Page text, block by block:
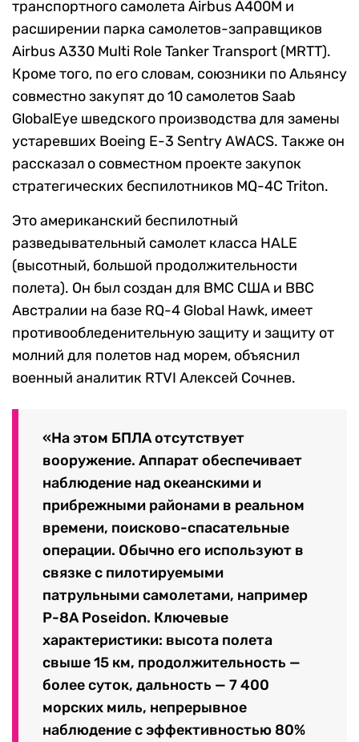
транспортного самолета Airbus A400M и
расширении парка самолетов-заправщиков
Airbus A330 Multi Role Tanker Transport (MRTT).
Кроме того, по его словам, союзники по Альянсу
совместно закупят до 10 самолетов Saab
GlobalEye шведского производства для замены
устаревших Boeing E-3 Sentry AWACS. Также он
рассказал о совместном проекте закупок
стратегических беспилотников MQ-4C Triton.
Это американский беспилотный
разведывательный самолет класса HALE
(высотный, большой продолжительности
полета). Он был создан для ВМС США и ВВС
Австралии на базе RQ-4 Global Hawk, имеет
противообледенительную защиту и защиту от
молний для полетов над морем, объяснил
военный аналитик RTVI Алексей Сочнев.
«На этом БПЛА отсутствует
вооружение. Аппарат обеспечивает
наблюдение над океанскими и
прибрежными районами в реальном
времени, поисково-спасательные
операции. Обычно его используют в
связке с пилотируемыми
патрульными самолетами, например
P-8A Poseidon. Ключевые
характеристики: высота полета
свыше 15 км, продолжительность —
более суток, дальность — 7 400
морских миль, непрерывное
наблюдение с эффективностью 80%